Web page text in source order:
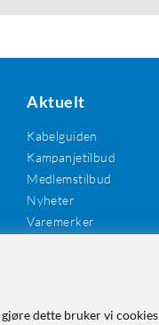
Aktuelt
Kabelguiden
Kampanjetilbud
Medlemstilbud
Nyheter
Varemerker
dette bruker vi cookies